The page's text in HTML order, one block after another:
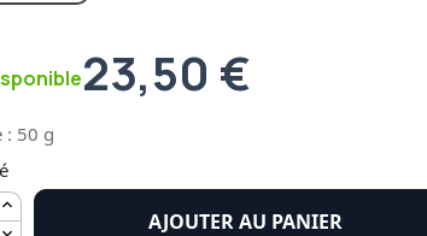
23,50 €
: 50 g
AJOUTER AU PANIER